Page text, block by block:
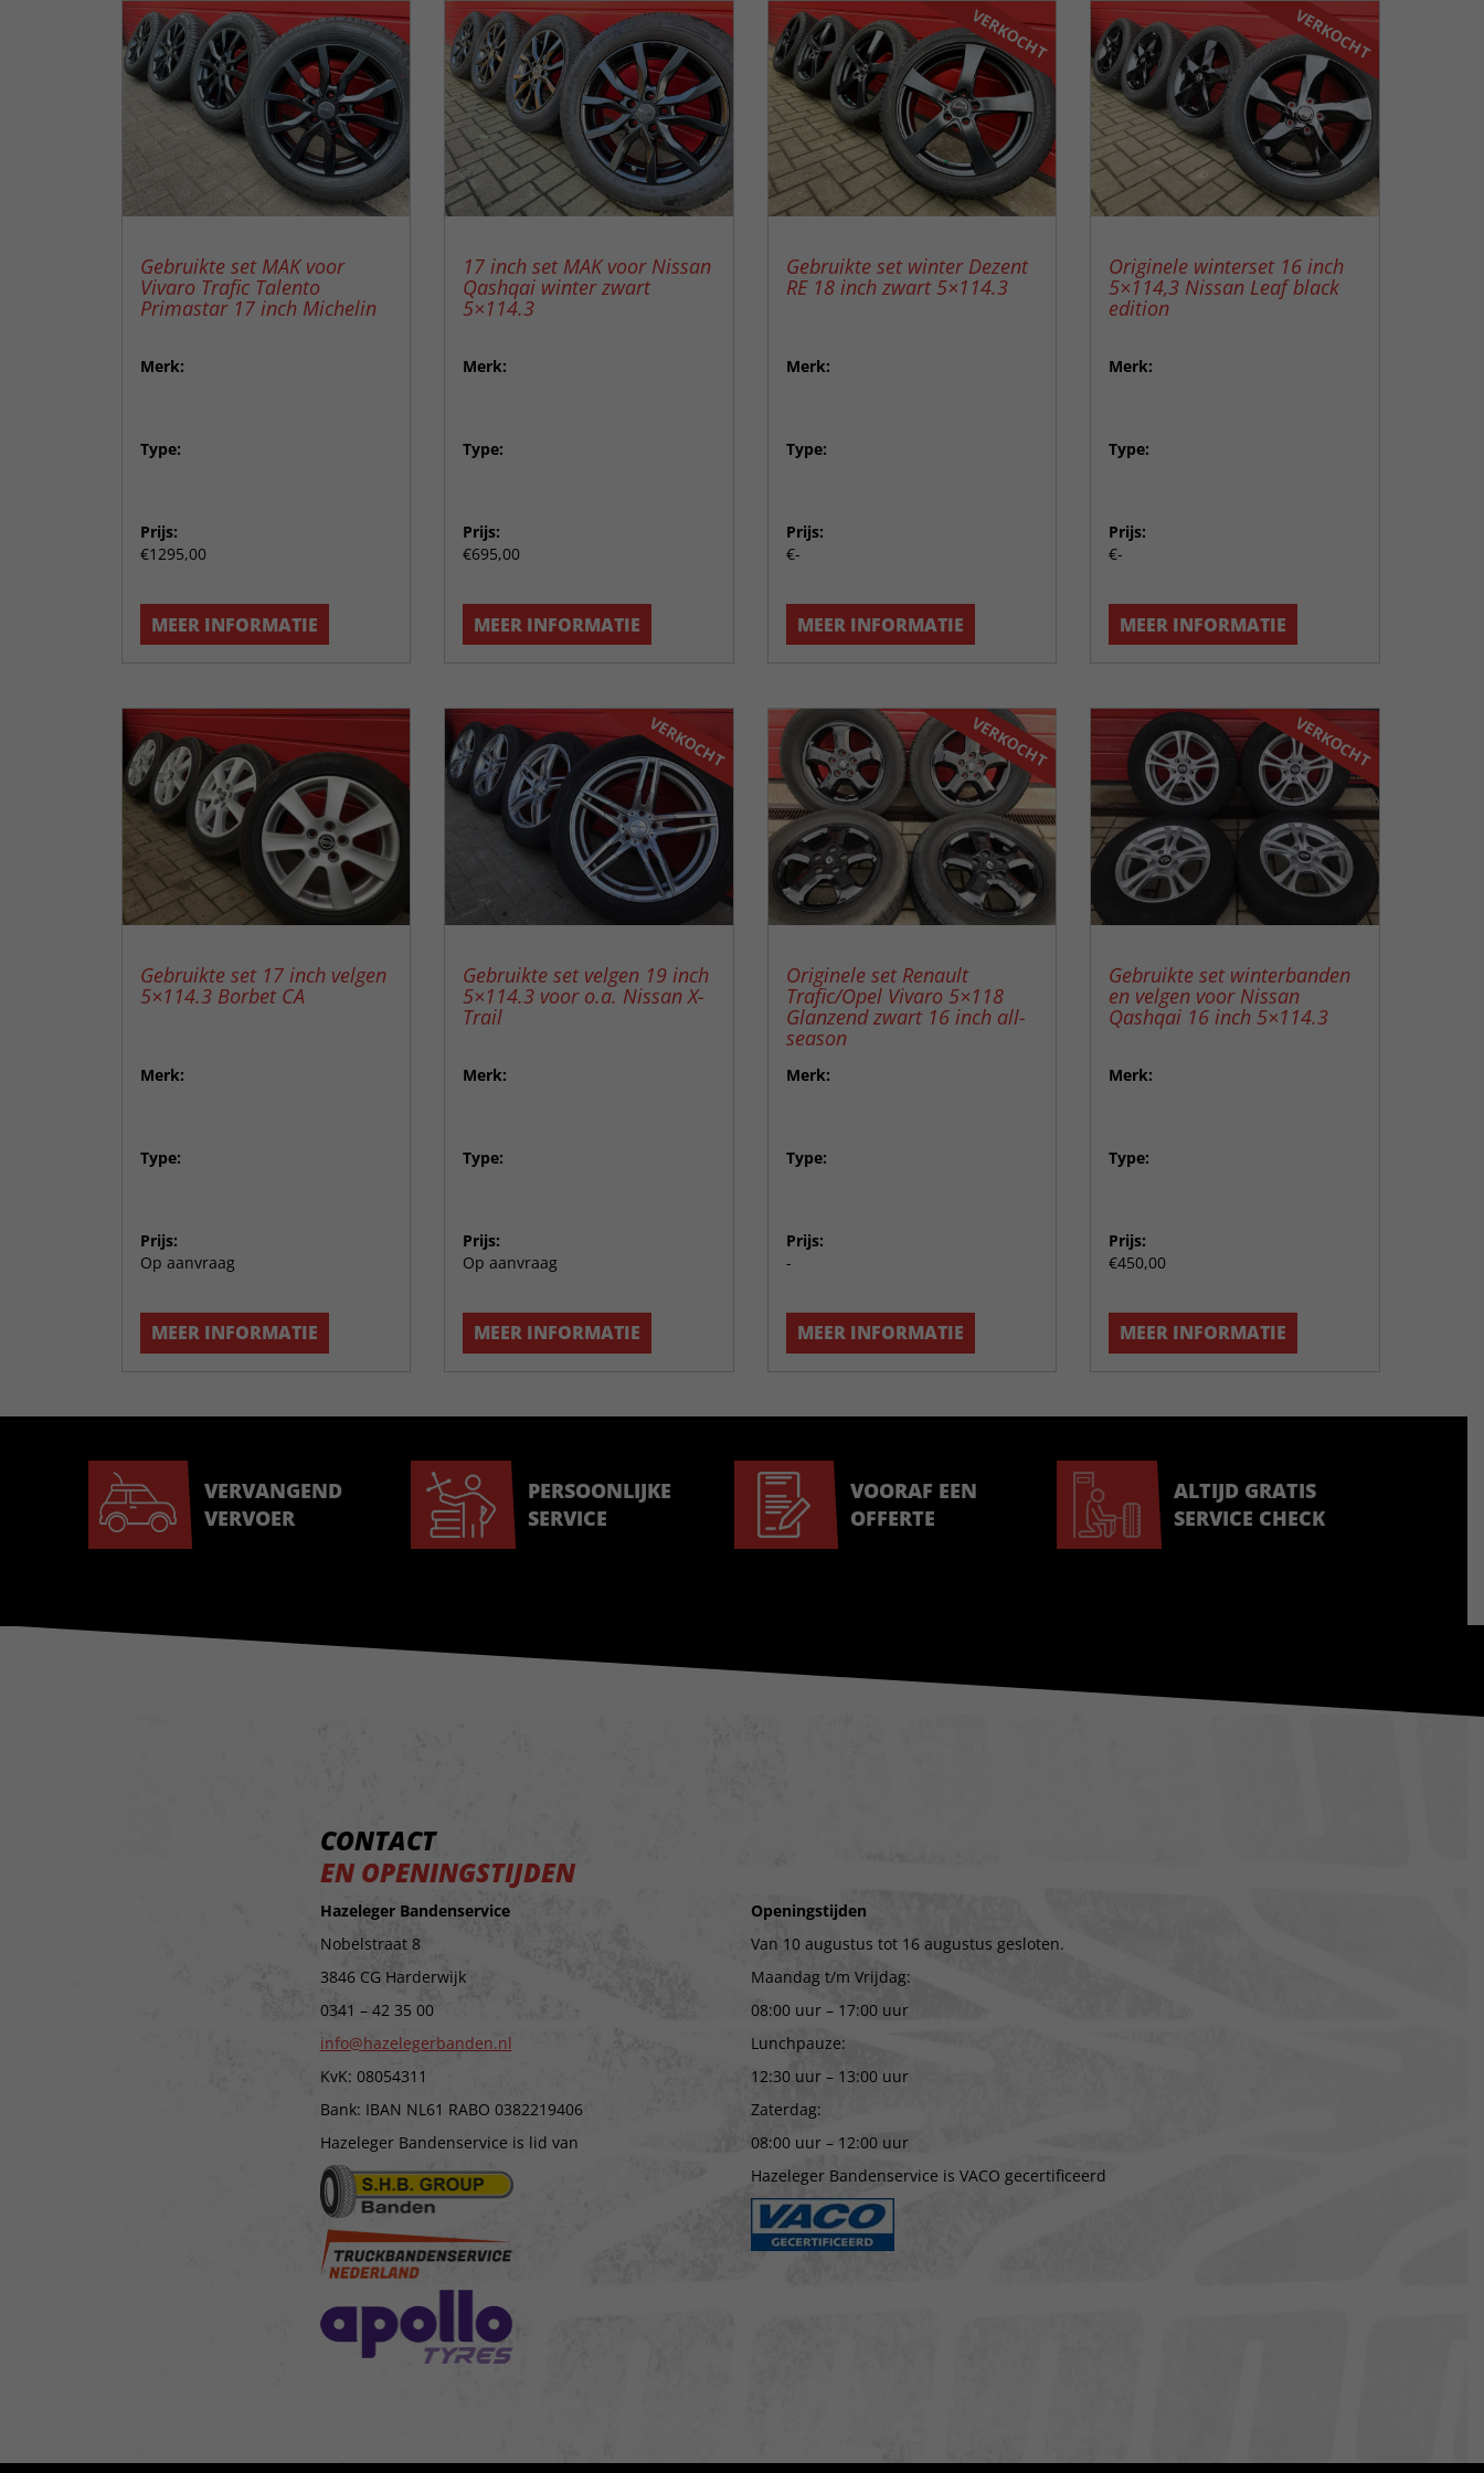
Gebruikte set MAK voor
Vivaro Trafic Talento
Primastar 17 inch Michelin
Merk:
Type:
Prijs:
€1295,00
MEER INFORMATIE
17 inch set MAK voor Nissan
Qashqai winter zwart
5×114.3
Merk:
Type:
Prijs:
€695,00
MEER INFORMATIE
VERKOCHT
Gebruikte set winter Dezent
RE 18 inch zwart 5×114.3
Merk:
Type:
Prijs:
€-
MEER INFORMATIE
VERKOCHT
Originele winterset 16 inch
5×114,3 Nissan Leaf black
edition
Merk:
Type:
Prijs:
€-
MEER INFORMATIE
Gebruikte set 17 inch velgen
5×114.3 Borbet CA
Merk:
Type:
Prijs:
Op aanvraag
MEER INFORMATIE
VERKOCHT
Gebruikte set velgen 19 inch
5×114.3 voor o.a. Nissan X-
Trail
Merk:
Type:
Prijs:
Op aanvraag
MEER INFORMATIE
VERKOCHT
Originele set Renault
Trafic/Opel Vivaro 5×118
Glanzend zwart 16 inch all-
season
Merk:
Type:
Prijs:
-
MEER INFORMATIE
VERKOCHT
Gebruikte set winterbanden
en velgen voor Nissan
Qashqai 16 inch 5×114.3
Merk:
Type:
Prijs:
€450,00
MEER INFORMATIE
VERVANGEND
VERVOER
PERSOONLIJKE
SERVICE
VOORAF EEN
OFFERTE
ALTIJD GRATIS
SERVICE CHECK
CONTACT
EN OPENINGSTIJDEN
Hazeleger Bandenservice
Nobelstraat 8
3846 CG Harderwijk
0341 – 42 35 00
info@hazelegerbanden.nl
KvK: 08054311
Bank: IBAN NL61 RABO 0382219406
Hazeleger Bandenservice is lid van
Openingstijden
Van 10 augustus tot 16 augustus gesloten.
Maandag t/m Vrijdag:
08:00 uur – 17:00 uur
Lunchpauze:
12:30 uur – 13:00 uur
Zaterdag:
08:00 uur – 12:00 uur
Hazeleger Bandenservice is VACO gecertificeerd